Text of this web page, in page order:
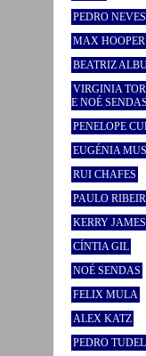
PEDRO
MAX
BEATRIZ
VIRGINIA
E NOÉ SENDAS
PENELOPE
EUGÉNIA
RUI CHAFES
PAULO
KERRY
CÍNTIA GIL
NOÉ SENDAS
FELIX MULA
ALEX KATZ
PEDRO